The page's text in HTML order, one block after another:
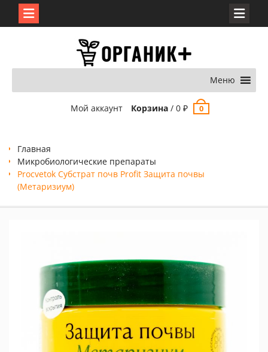
Меню
Мой аккаунт Корзина/ 0 ₽ 0
Главная
Микробиологические препараты
Procvetok Субстрат почв Profit Защита почвы
(Метаризиум)